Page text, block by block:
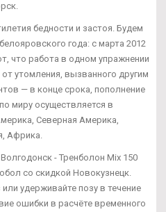
бедности и застоя. Будем
года: с марта 2012
что работа в одном упражнении
утомления, вызванного другим
— в конце срока, пополнение
миру осуществляется в
Северная Америка,
Африка.
- Тренболон Mix 150
со скидкой Новокузнецк.
удерживайте позу в течение
ошибки в расчёте временного